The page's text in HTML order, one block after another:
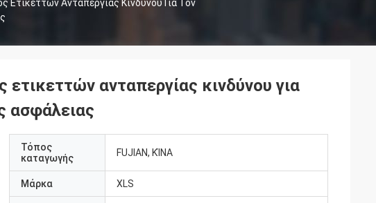
Ανταπεργίας Κινδύνου Για Τον
ανταπεργίας κινδύνου για
ασφάλειας
Τόπος
καταγωγής
FUJIAN, ΚΊΝΑ
Μάρκα XLS